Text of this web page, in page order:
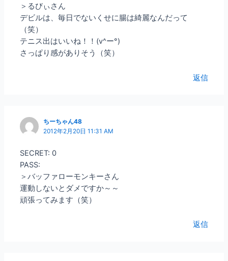
＞るびぃさん
デビルは、毎日でないくせに腸は綺麗なんだって
（笑）
テニス出はいいね！！(v^ー°)
さっぱり感がありそう（笑）
返信
ちーちゃん48
2012年2月20日 11:31 AM
SECRET: 0
PASS:
＞バッファローモンキーさん
運動しないとダメですか～～
頑張ってみます（笑）
返信